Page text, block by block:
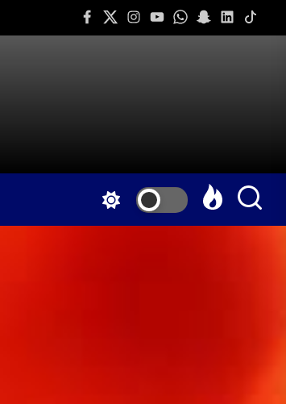
Facebook
TwitterInstagram
YoutubeWhatsapp
Snapchat
Linkedin
Tiktok